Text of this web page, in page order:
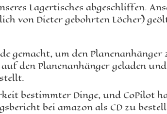
Lagertisches abgeschliffen.
von Dieter gebohrten Löcher)
gemacht, um den
den Planenanhänger geladen
bestimmter Dinge, und CoPilot
bei amazon als CD zu